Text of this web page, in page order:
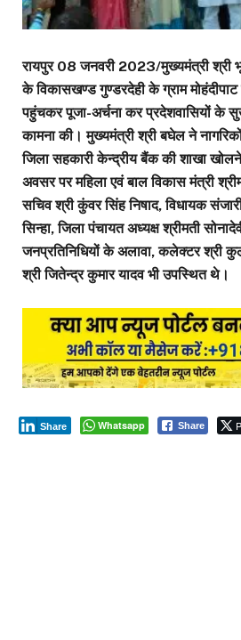
रायपुर 08 जनवरी 2023/मुख्यमंत्री
के विकासखण्ड गुण्डरदेही के ग्राम मोहंदीपाट
पहुंचकर पूजा-अर्चना कर प्रदेशवासियों के
कामना की। मुख्यमंत्री श्री बघेल ने
जिला सहकारी केन्द्रीय बैंक की शाखा
अवसर पर महिला एवं बाल विकास मंत्री
सचिव श्री कुंवर सिंह निषाद, विधायक
सिन्हा, जिला पंचायत अध्यक्ष श्रीमती
जनप्रतिनिधियों के अलावा, कलेक्टर श्री
श्री जितेन्द्र कुमार यादव भी उपस्थित थे।
Whatsapp Share
Share